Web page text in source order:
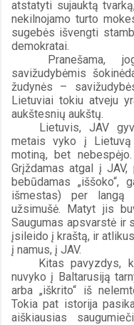
atstatyti sujauktą
nekilnojamo turto
sugebės išvengti
demokratai.
Pranešama,
savižudybėmis
žudynės –
Lietuviai tokiu atveju
aukštesnių aukštų.
Lietuvis, JAV
metais vyko į Lietuvą
motiną, bet
Grįždamas atgal į
bebūdamas „iššoko“,
išmestas) per
užsimušė. Matyt jis
Saugumas apsvarstė ir
įsileido į kraštą, ir
į namus, į JAV.
Kitas pavyzdys,
nuvyko į Baltarusiją
arba „iškrito“ iš
Tokia pat istorija
aiškiausias